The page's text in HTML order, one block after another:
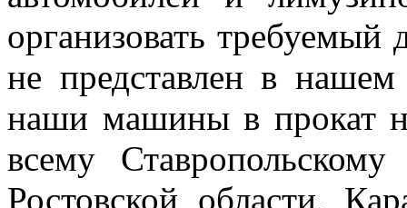
организовать требуемый
не представлен в
наши машины в прокат
всему
Ростовской области,